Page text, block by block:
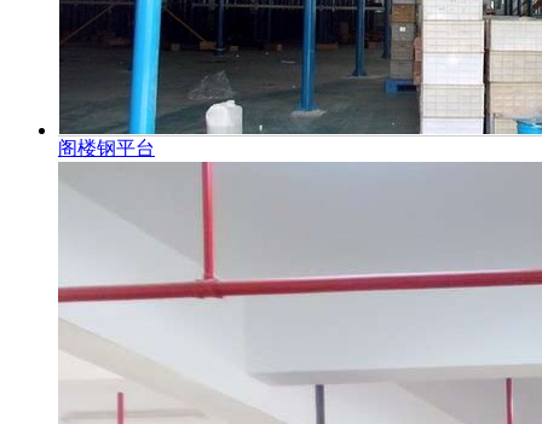
阁楼钢平台